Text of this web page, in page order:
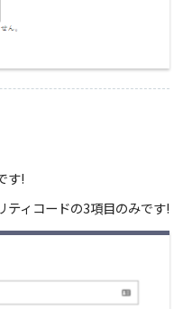
す!
ティコードの3項目のみです!